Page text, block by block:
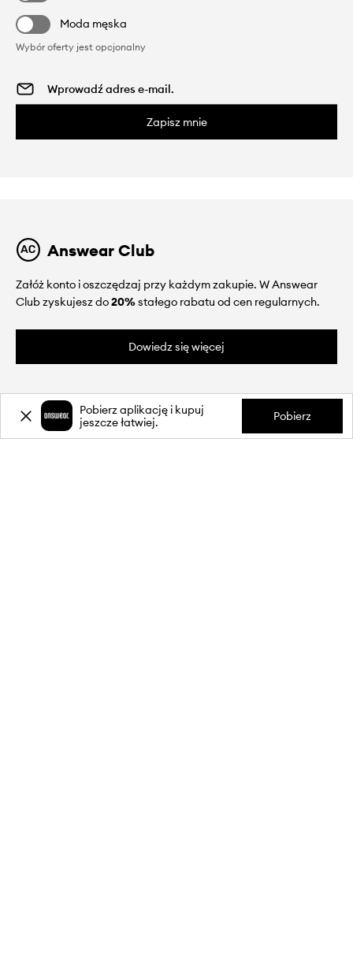
Moda męska
Wybór oferty jest opcjonalny
Zapisz mnie
Answear Club
Załóż konto i oszczędzaj przy każdym zakupie. W Answear
Club zyskujesz do20%stałego rabatu od cen regularnych.
Dowiedz się więcej
Pobierz aplikację i kupuj
jeszcze łatwiej.
Pobierz